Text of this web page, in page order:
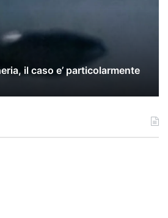
il caso e’ particolarmente